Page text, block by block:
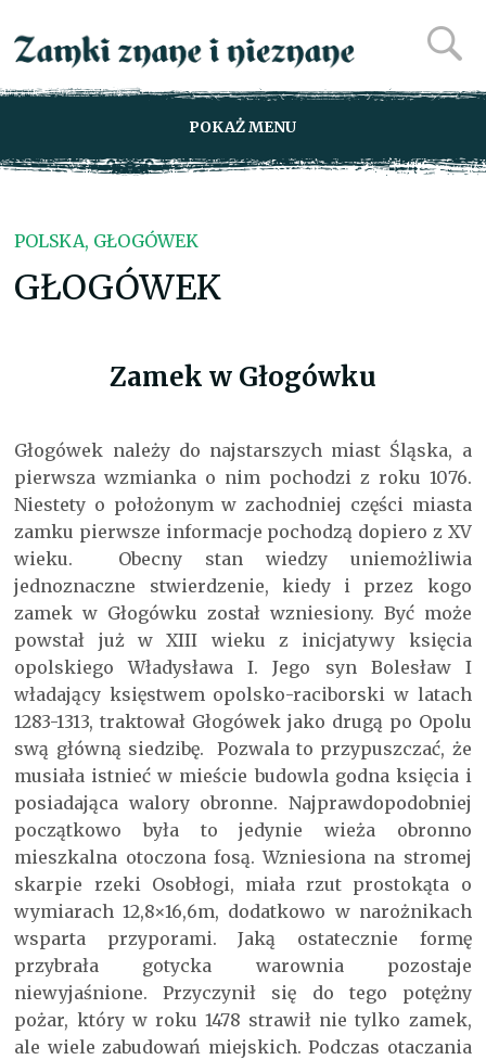
POKAŻ MENU
POLSKA, GŁOGÓWEK
GŁOGÓWEK
Zamek w Głogówku
Głogówek należy do najstarszych miast Śląska, a
pierwsza wzmianka o nim pochodzi z roku 1076.
Niestety o położonym w zachodniej części miasta
zamku pierwsze informacje pochodzą dopiero z XV
wieku. Obecny stan wiedzy uniemożliwia
jednoznaczne stwierdzenie, kiedy i przez kogo
zamek w Głogówku został wzniesiony. Być może
powstał już w XIII wieku z inicjatywy księcia
opolskiego Władysława I. Jego syn Bolesław I
władający księstwem opolsko-raciborski w latach
1283-1313, traktował Głogówek jako drugą po Opolu
swą główną siedzibę. Pozwala to przypuszczać, że
musiała istnieć w mieście budowla godna księcia i
posiadająca walory obronne. Najprawdopodobniej
początkowo była to jedynie wieża obronno
mieszkalna otoczona fosą. Wzniesiona na stromej
skarpie rzeki Osobłogi, miała rzut prostokąta o
wymiarach 12,8×16,6m, dodatkowo w narożnikach
wsparta przyporami. Jaką ostatecznie formę
przybrała gotycka warownia pozostaje
niewyjaśnione. Przyczynił się do tego potężny
pożar, który w roku 1478 strawił nie tylko zamek,
ale wiele zabudowań miejskich. Podczas otaczania